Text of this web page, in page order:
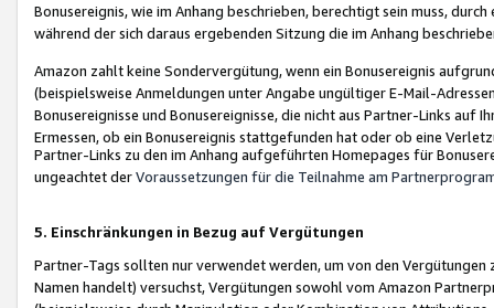
Bonusereignis, wie im Anhang beschrieben, berechtigt sein muss,
während der sich daraus ergebenden Sitzung die im Anhang
Amazon zahlt keine Sondervergütung, wenn ein Bonusereignis
(beispielsweise Anmeldungen unter Angabe ungültiger E-Mail-
Bonusereignisse und Bonusereignisse, die nicht aus Partner-Links auf
Ermessen, ob ein Bonusereignis stattgefunden hat oder ob eine
Partner-Links zu den im Anhang aufgeführten Homepages für
ungeachtet derVoraussetzungen für die Teilnahme am
5. Einschränkungen in Bezug auf Vergütungen
Partner-Tags sollten nur verwendet werden, um von den
Namen handelt) versuchst, Vergütungen sowohl vom Amazon